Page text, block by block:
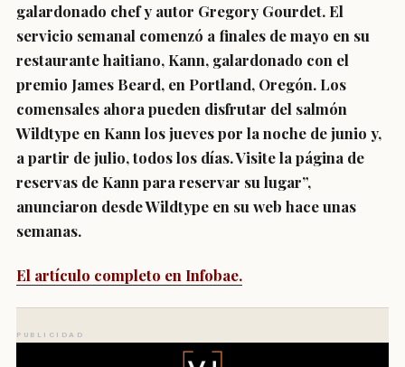
galardonado chef y autor Gregory Gourdet. El
servicio semanal comenzó a finales de mayo en su
restaurante haitiano, Kann, galardonado con el
premio James Beard, en Portland, Oregón. Los
comensales ahora pueden disfrutar del salmón
Wildtype en Kann los jueves por la noche de junio y,
a partir de julio, todos los días. Visite la página de
reservas de Kann para reservar su lugar”,
anunciaron desde Wildtype en su web hace unas
semanas.
El artículo completo en Infobae.
PUBLICIDAD